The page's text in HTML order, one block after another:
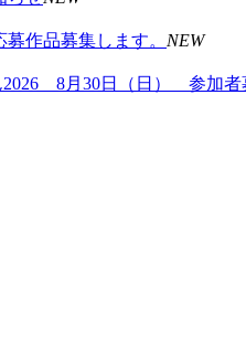
作品募集します。 NEW
2026 8月30日（日） 参加者